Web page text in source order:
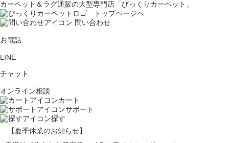
カーペット＆ラグ通販の大型専門店「びっくりカーペット」
問い合わせ
お電話
LINE
チャット
オンライン相談
カート
サポート
探す
【夏季休業のお知らせ】